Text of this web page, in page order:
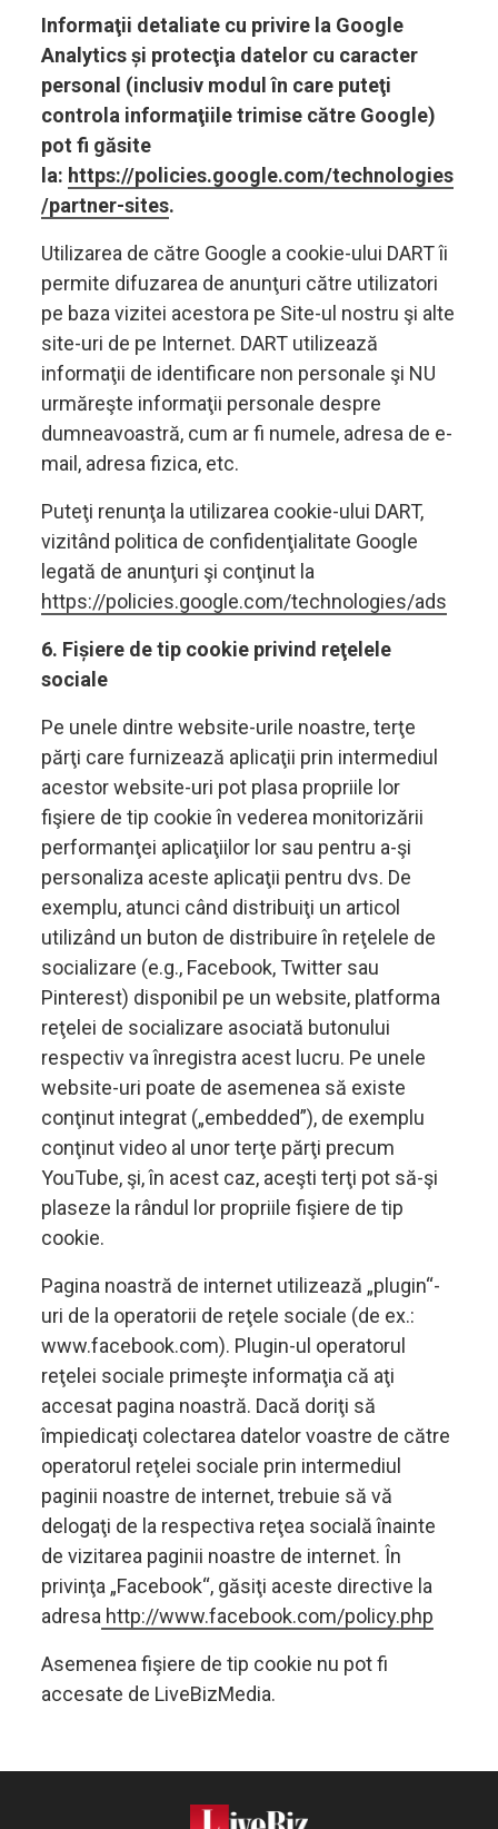
Informaţii detaliate cu privire la Google
Analytics și protecţia datelor cu caracter
personal (inclusiv modul în care puteţi
controla informaţiile trimise către Google)
pot fi găsite
la: https://policies.google.com/technologies
/partner-sites.
Utilizarea de către Google a cookie-ului DART îi
permite difuzarea de anunţuri către utilizatori
pe baza vizitei acestora pe Site-ul nostru şi alte
site-uri de pe Internet. DART utilizează
informaţii de identificare non personale şi NU
urmăreşte informaţii personale despre
dumneavoastră, cum ar fi numele, adresa de e-
mail, adresa fizica, etc.
Puteţi renunţa la utilizarea cookie-ului DART,
vizitând politica de confidenţialitate Google
legată de anunţuri şi conţinut la
https://policies.google.com/technologies/ads
6. Fișiere de tip cookie privind reţelele
sociale
Pe unele dintre website-urile noastre, terţe
părţi care furnizează aplicaţii prin intermediul
acestor website-uri pot plasa propriile lor
fişiere de tip cookie în vederea monitorizării
performanţei aplicaţiilor lor sau pentru a-şi
personaliza aceste aplicaţii pentru dvs. De
exemplu, atunci când distribuiţi un articol
utilizând un buton de distribuire în reţelele de
socializare (e.g., Facebook, Twitter sau
Pinterest) disponibil pe un website, platforma
reţelei de socializare asociată butonului
respectiv va înregistra acest lucru. Pe unele
website-uri poate de asemenea să existe
conţinut integrat („embedded”), de exemplu
conţinut video al unor terţe părţi precum
YouTube, şi, în acest caz, aceşti terţi pot să-şi
plaseze la rândul lor propriile fişiere de tip
cookie.
Pagina noastră de internet utilizează „plugin“-
uri de la operatorii de reţele sociale (de ex.:
www.facebook.com). Plugin-ul operatorul
reţelei sociale primeşte informaţia că aţi
accesat pagina noastră. Dacă doriţi să
împiedicaţi colectarea datelor voastre de către
operatorul reţelei sociale prin intermediul
paginii noastre de internet, trebuie să vă
delogaţi de la respectiva reţea socială înainte
de vizitarea paginii noastre de internet. În
privinţa „Facebook“, găsiţi aceste directive la
adresa http://www.facebook.com/policy.php
Asemenea fişiere de tip cookie nu pot fi
accesate de LiveBizMedia.